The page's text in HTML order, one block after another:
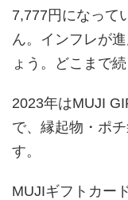
7,777円になって
ん。インフレが
ょう。どこまで
2023年はMUJI
で、縁起物・ポ
す。
MUJIギフトカー